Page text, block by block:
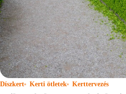
Díszkert Kerti ötletek Kerttervezés